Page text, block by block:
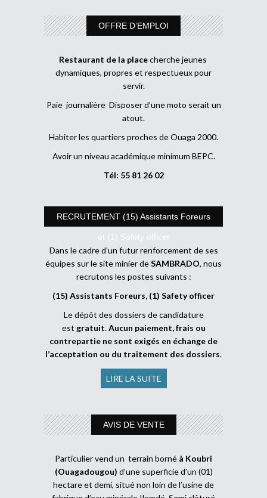
OFFRE D’EMPLOI
Restaurant de la placecherche jeunes
dynamiques, propres et respectueux pour
servir.
Paie journalière Disposer d’une moto serait un
atout.
Habiter les quartiers proches de Ouaga 2000.
Avoir un niveau académique minimum BEPC.
Tél: 55 81 26 02
RECRUTEMENT (15) Assistants Foreurs
et (1) Safety officer
Dans le cadre d’un futur renforcement de ses
équipes sur le site minier deSAMBRADO, nous
recrutons les postes suivants :
(15) Assistants Foreurs, (1) Safety officer
Le dépôt des dossiers de candidature
est gratuit.Aucun paiement, frais ou
contrepartie ne sont exigés en échange de
l’acceptation ou du traitement des dossiers.
LIRE LA SUITE
AVIS DE VENTE
Particulier vend un terrain borné à Koubri
(Ouagadougou) d’une superficie d’un (01)
hectare et demi, situé non loin de l’usine de